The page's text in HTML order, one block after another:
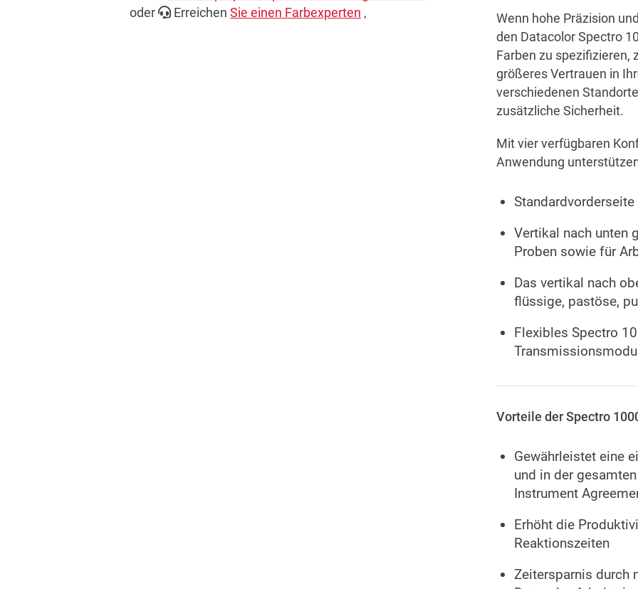
oder
Erreichen Sie einen Farbexperten ‚
Wenn hohe Präzision
den Datacolor Spectro
Farben zu spezifizieren,
größeres Vertrauen in
verschiedenen
zusätzliche Sicherheit.
Mit vier verfügbaren
Anwendung
Vertikal nach unten
Proben sowie für
Das vertikal nach
flüssige, pastöse,
Flexibles Spectro
Vorteile der Spectro
Gewährleistet eine
und in der
Instrument
Erhöht die
Reaktionszeiten
Zeitersparnis durch